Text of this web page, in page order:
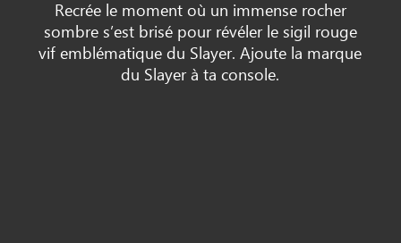
Recrée le moment où un immense rocher
sombre s’est brisé pour révéler le sigil rouge
vif emblématique du Slayer. Ajoute la marque
du Slayer à ta console.